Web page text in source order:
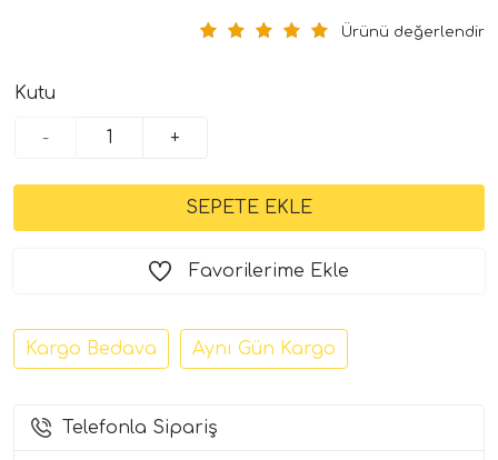
Modelleri
Ürünü değerlendir
Kutu
- +
Favorilerime Ekle
Kargo Bedava Aynı Gün Kargo
Telefonla Sipariş